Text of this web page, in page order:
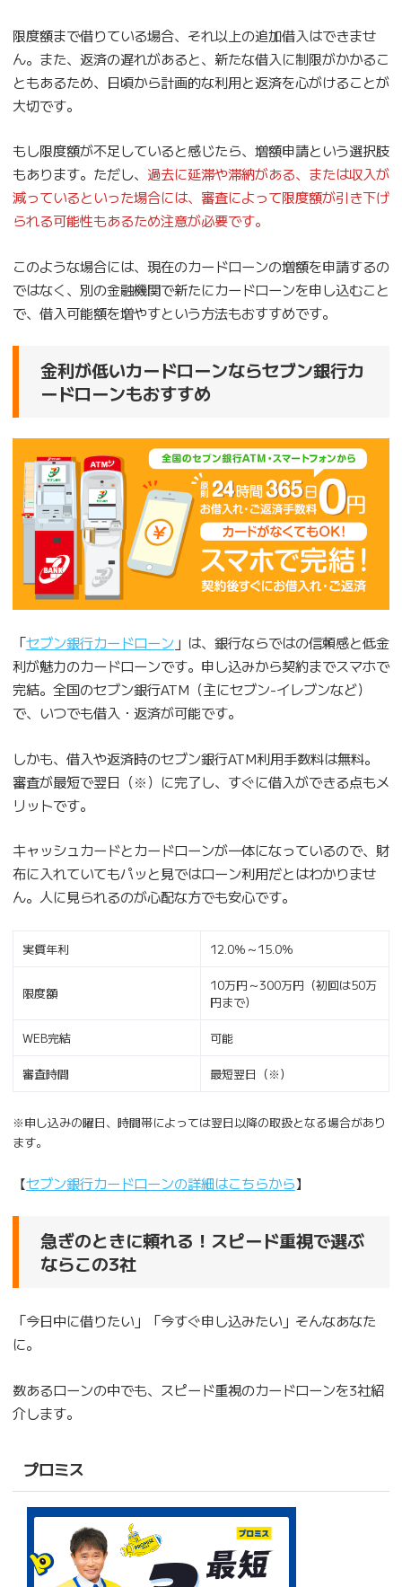
限度額まで借りている場合、それ以上の追加借入はできませ
ん。また、返済の遅れがあると、新たな借入に制限がかかるこ
ともあるため、日頃から計画的な利用と返済を心がけることが
大切です。
もし限度額が不足していると感じたら、増額申請という選択肢
もあります。ただし、 過去に延滞や滞納がある、または収入が
減っているといった場合には、審査によって限度額が引き下げ
られる可能性もあるため注意が必要です。
このような場合には、現在のカードローンの増額を申請するの
ではなく、別の金融機関で新たにカードローンを申し込むこと
で、借入可能額を増やすという方法もおすすめです。
金利が低いカードローンならセブン銀行カ
ードローンもおすすめ
「セブン銀行カードローン 」は、銀行ならではの信頼感と低金
利が魅力のカードローンです。申し込みから契約までスマホで
完結。全国のセブン銀行ATM（主にセブン-イレブンなど）
で、いつでも借入・返済が可能です。
しかも、借入や返済時のセブン銀行ATM利用手数料は無料。
審査が最短で翌日（※）に完了し、すぐに借入ができる点もメ
リットです。
キャッシュカードとカードローンが一体になっているので、財
布に入れていてもパッと見ではローン利用だとはわかりませ
ん。人に見られるのが心配な方でも安心です。
実質年利 12.0％～15.0％
限度額
10万円～300万円（初回は50万
円まで）
WEB完結 可能
審査時間 最短翌日（※）
※申し込みの曜日、時間帯によっては翌日以降の取扱となる場合があり
ます。
【セブン銀行カードローンの詳細はこちらから】
急ぎのときに頼れる！スピード重視で選ぶ
ならこの3社
「今日中に借りたい」「今すぐ申し込みたい」そんなあなた
に。
数あるローンの中でも、スピード重視のカードローンを3社紹
介します。
プロミス